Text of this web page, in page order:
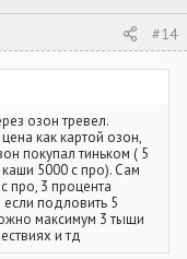
#14
озон тревел.
как картой озон,
покупал тиньком ( 5
5000 с про). Сам
про, 3 процента
подловить 5
максимум 3 тыщи
и тд